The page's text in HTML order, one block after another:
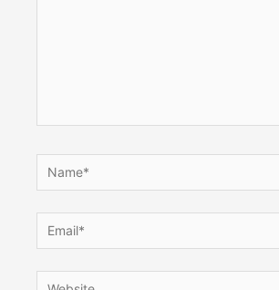
Name*
Email*
Website